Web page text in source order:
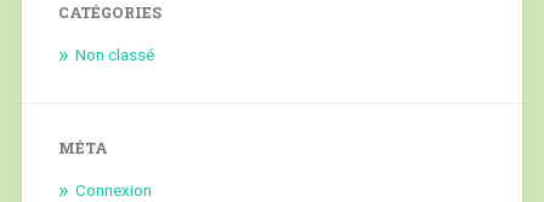
CATÉGORIES
Non classé
MÉTA
Connexion